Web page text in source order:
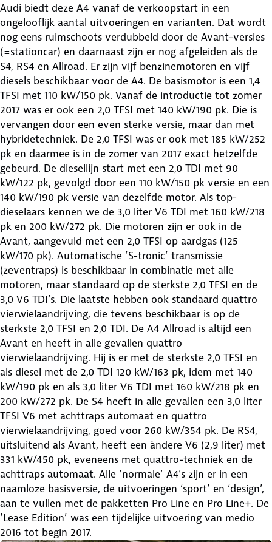
Audi biedt deze A4 vanaf de verkoopstart in een
ongelooflijk aantal uitvoeringen en varianten. Dat wordt
nog eens ruimschoots verdubbeld door de Avant-versies
(=stationcar) en daarnaast zijn er nog afgeleiden als de
S4, RS4 en Allroad. Er zijn vijf benzinemotoren en vijf
diesels beschikbaar voor de A4. De basismotor is een 1,4
TFSI met 110 kW/150 pk. Vanaf de introductie tot zomer
2017 was er ook een 2,0 TFSI met 140 kW/190 pk. Die is
vervangen door een even sterke versie, maar dan met
hybridetechniek. De 2,0 TFSI was er ook met 185 kW/252
pk en daarmee is in de zomer van 2017 exact hetzelfde
gebeurd. De diesellijn start met een 2,0 TDI met 90
kW/122 pk, gevolgd door een 110 kW/150 pk versie en een
140 kW/190 pk versie van dezelfde motor. Als top-
dieselaars kennen we de 3,0 liter V6 TDI met 160 kW/218
pk en 200 kW/272 pk. Die motoren zijn er ook in de
Avant, aangevuld met een 2,0 TFSI op aardgas (125
kW/170 pk). Automatische ’S-tronic’ transmissie
(zeventraps) is beschikbaar in combinatie met alle
motoren, maar standaard op de sterkste 2,0 TFSI en de
3,0 V6 TDI’s. Die laatste hebben ook standaard quattro
vierwielaandrijving, die tevens beschikbaar is op de
sterkste 2,0 TFSI en 2,0 TDI. De A4 Allroad is altijd een
Avant en heeft in alle gevallen quattro
vierwielaandrijving. Hij is er met de sterkste 2,0 TFSI en
als diesel met de 2,0 TDI 120 kW/163 pk, idem met 140
kW/190 pk en als 3,0 liter V6 TDI met 160 kW/218 pk en
200 kW/272 pk. De S4 heeft in alle gevallen een 3,0 liter
TFSI V6 met achttraps automaat en quattro
vierwielaandrijving, goed voor 260 kW/354 pk. De RS4,
uitsluitend als Avant, heeft een àndere V6 (2,9 liter) met
331 kW/450 pk, eveneens met quattro-techniek en de
achttraps automaat. Alle ‘normale’ A4’s zijn er in een
naamloze basisversie, de uitvoeringen ‘sport’ en ‘design’,
aan te vullen met de pakketten Pro Line en Pro Line+. De
‘Lease Edition’ was een tijdelijke uitvoering van medio
2016 tot begin 2017.